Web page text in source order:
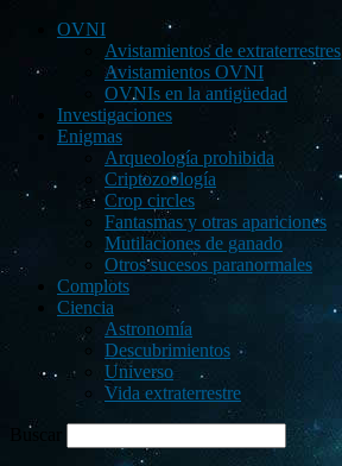
OVNI
Avistamientos de extraterrestres
Avistamientos OVNI
OVNIs en la antigüedad
Investigaciones
Enigmas
Arqueología prohibida
Criptozoología
Crop circles
Fantasmas y otras apariciones
Mutilaciones de ganado
Otros sucesos paranormales
Complots
Ciencia
Astronomía
Descubrimientos
Universo
Vida extraterrestre
Buscar